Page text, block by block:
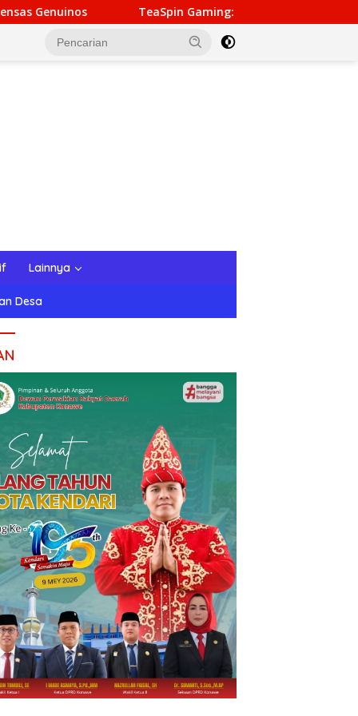
TeaSpin Gaming: Your Personal Gateway to Premium Online
Lainnya
Desa